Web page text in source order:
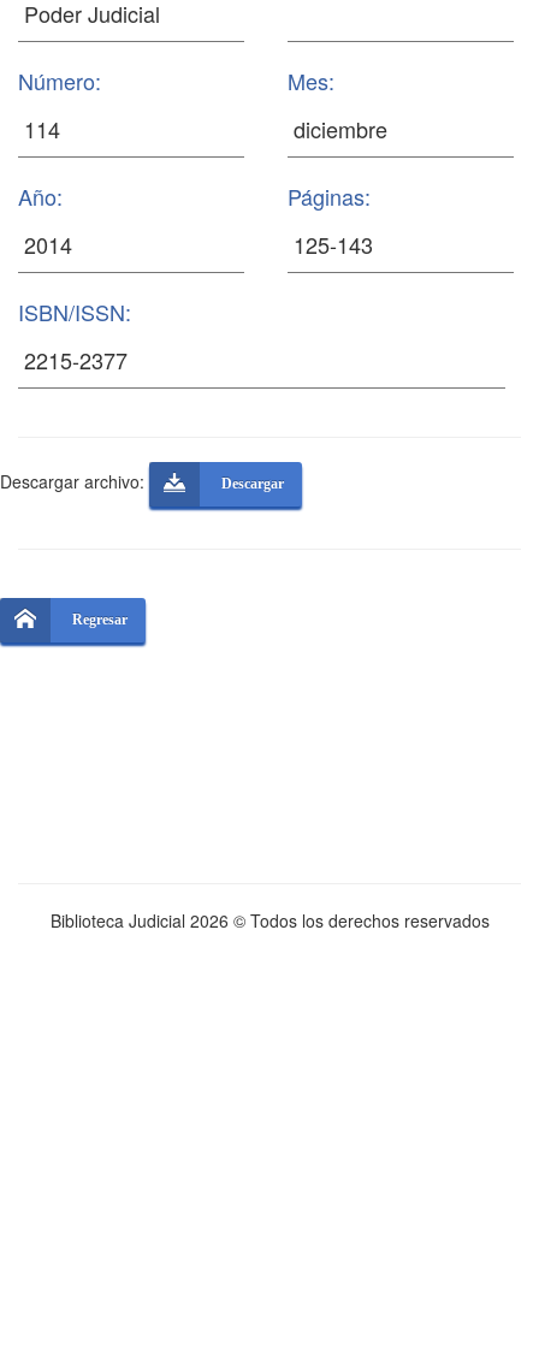
Número: Mes:
Año: Páginas:
ISBN/ISSN:
Descargar archivo: Descargar
Regresar
Biblioteca Judicial 2026 © Todos los derechos reservados